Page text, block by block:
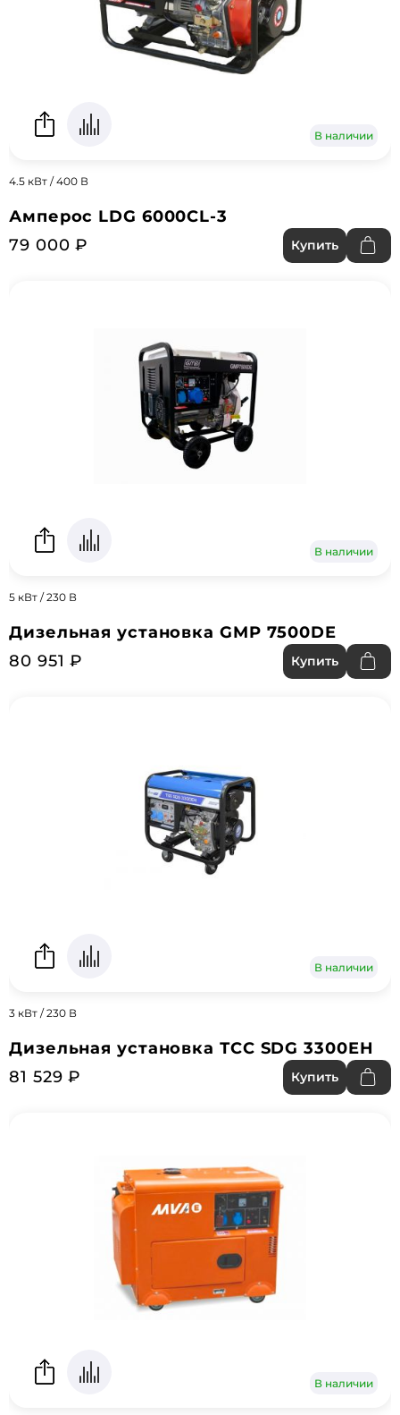
В наличии
4.5 кВт / 400 В
Амперос LDG 6000CL-3
79 000 ₽
Купить
В наличии
5 кВт / 230 В
Дизельная установка GMP 7500DE
80 951 ₽
Купить
В наличии
3 кВт / 230 В
Дизельная установка ТСС SDG 3300EH
81 529 ₽
Купить
В наличии